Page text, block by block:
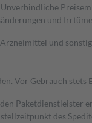
und
und
Vor Gebrauch
Paketdienstleister
des